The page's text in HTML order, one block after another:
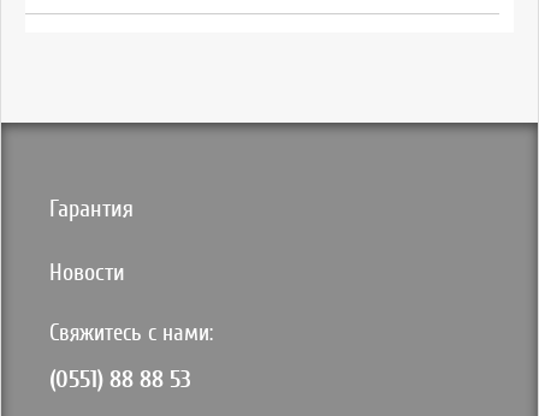
Гарантия
Новости
Свяжитесь с нами:
(0551) 88 88 53